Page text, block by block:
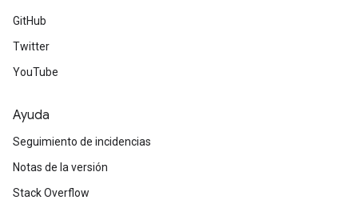
GitHub
Twitter
YouTube
Ayuda
Seguimiento de incidencias
Notas de la versión
Stack Overflow